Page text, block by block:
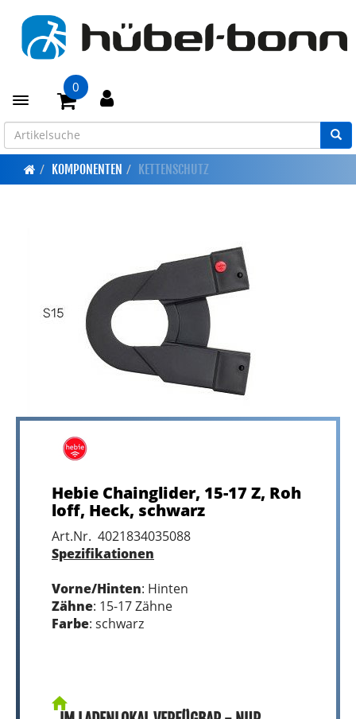
Toggle navigation
0
KOMPONENTEN KETTENSCHUTZ
Hebie Chainglider, 15-17 Z, Roh
loff, Heck, schwarz
Art.Nr. 4021834035088
Spezifikationen
Vorne/Hinten: Hinten
Zähne: 15-17 Zähne
Farbe: schwarz